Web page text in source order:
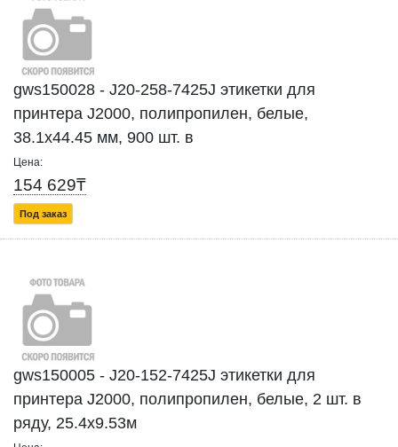
gws150028 - J20-258-7425J этикетки для
принтера J2000, полипропилен, белые,
38.1х44.45 мм, 900 шт. в
Цена:
154 629₸
Под заказ
gws150005 - J20-152-7425J этикетки для
принтера J2000, полипропилен, белые, 2 шт. в
ряду, 25.4х9.53м